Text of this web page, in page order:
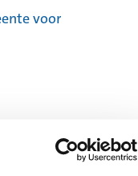
voor